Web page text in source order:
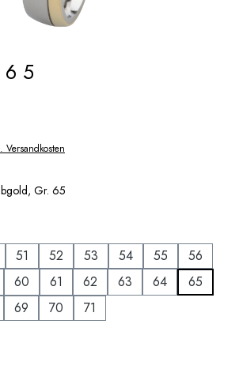
Gr. 65
51 52 53 54 55
56
60 61 62 63 64
65
69 70
71